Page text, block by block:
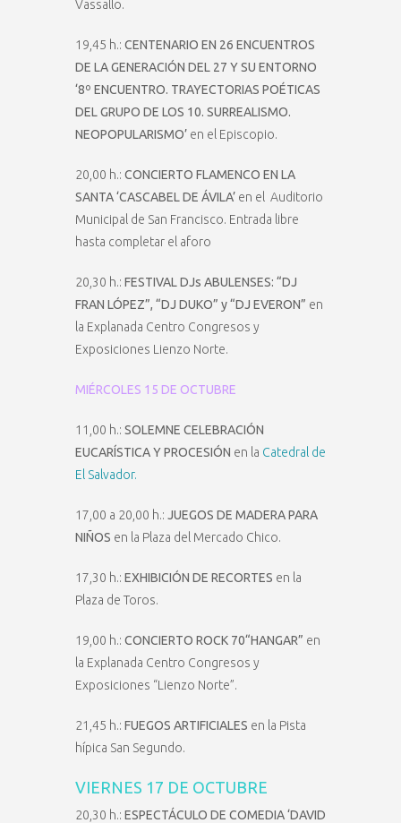
Vassallo.
19,45 h.: CENTENARIO EN 26 ENCUENTROS
DE LA GENERACIÓN DEL 27 Y SU ENTORNO
‘8º ENCUENTRO. TRAYECTORIAS POÉTICAS
DEL GRUPO DE LOS 10. SURREALISMO.
NEOPOPULARISMO’ en el Episcopio.
20,00 h.: CONCIERTO FLAMENCO EN LA
SANTA ‘CASCABEL DE ÁVILA’ en el Auditorio
Municipal de San Francisco. Entrada libre
hasta completar el aforo
20,30 h.: FESTIVAL DJs ABULENSES: “DJ
FRAN LÓPEZ”, “DJ DUKO” y “DJ EVERON” en
la Explanada Centro Congresos y
Exposiciones Lienzo Norte.
MIÉRCOLES 15 DE OCTUBRE
11,00 h.: SOLEMNE CELEBRACIÓN
EUCARÍSTICA Y PROCESIÓN en la Catedral de
El Salvador.
17,00 a 20,00 h.: JUEGOS DE MADERA PARA
NIÑOS en la Plaza del Mercado Chico.
17,30 h.: EXHIBICIÓN DE RECORTES en la
Plaza de Toros.
19,00 h.: CONCIERTO ROCK 70“HANGAR” en
la Explanada Centro Congresos y
Exposiciones “Lienzo Norte”.
21,45 h.: FUEGOS ARTIFICIALES en la Pista
hípica San Segundo.
VIERNES 17 DE OCTUBRE
20,30 h.: ESPECTÁCULO DE COMEDIA ‘DAVID